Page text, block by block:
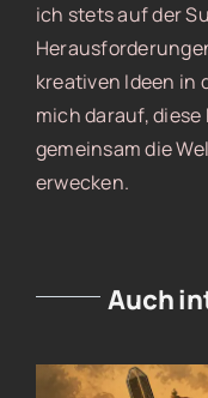
ich stets auf der
kreativen Ideen in
mich darauf,
gemeinsam die
erwecken.
Auch